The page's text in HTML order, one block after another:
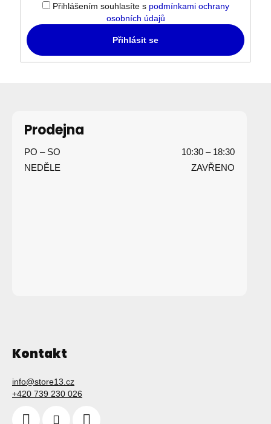
Přihlášením souhlasíte s podmínkami ochrany
osobních údajů
Přihlásit se
Prodejna
PO – SO
10:30 – 18:30
NEDĚLE
ZAVŘENO
Kontakt
info@store13.cz
+420 739 230 026